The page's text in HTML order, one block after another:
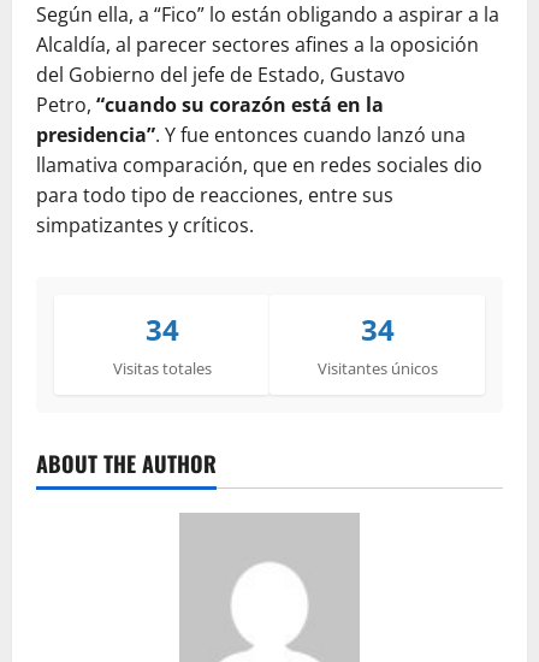
Según ella, a “Fico” lo están obligando a aspirar a la
Alcaldía, al parecer sectores afines a la oposición
del Gobierno del jefe de Estado, Gustavo
Petro, “cuando su corazón está en la
presidencia”. Y fue entonces cuando lanzó una
llamativa comparación, que en redes sociales dio
para todo tipo de reacciones, entre sus
simpatizantes y críticos.
34
Visitas totales
34
Visitantes únicos
ABOUT THE AUTHOR